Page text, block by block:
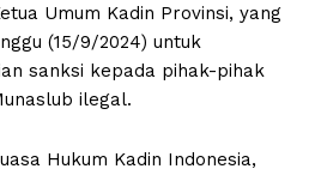
Umum Kadin Provinsi, yang
(15/9/2024) untuk
sanksi kepada pihak-pihak
ilegal.
Hukum Kadin Indonesia,